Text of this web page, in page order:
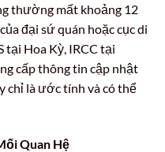
thường mất khoảng 12
đại sứ quán hoặc cục di
tại Hoa Kỳ, IRCC tại
cấp thông tin cập nhật
chỉ là ước tính và có thể
Quan Hệ